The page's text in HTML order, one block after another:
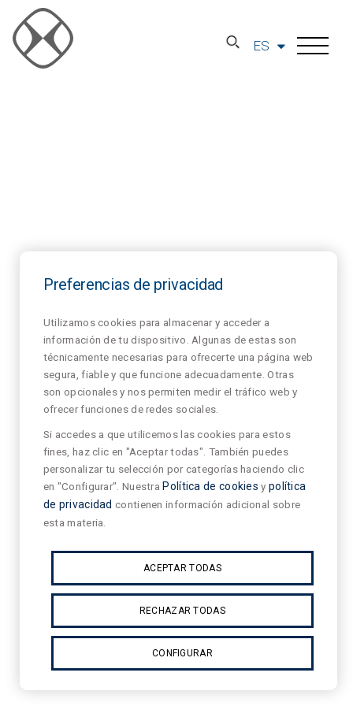
ES
Preferencias de privacidad
Utilizamos cookies para almacenar y acceder a
información de tu dispositivo. Algunas de estas son
técnicamente necesarias para ofrecerte una página web
segura, fiable y que funcione adecuadamente. Otras
son opcionales y nos permiten medir el tráfico web y
ofrecer funciones de redes sociales.
Si accedes a que utilicemos las cookies para estos
fines, haz clic en "Aceptar todas". También puedes
personalizar tu selección por categorías haciendo clic
en "Configurar". Nuestra Política de cookies y política
de privacidad contienen información adicional sobre
esta materia.
ACEPTAR TODAS
RECHAZAR TODAS
CONFIGURAR